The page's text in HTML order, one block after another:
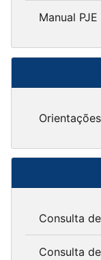
Manual
Orientações
Consulta
Consulta